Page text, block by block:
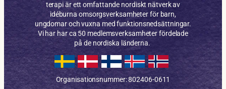
terapi är ett omfattande nordiskt nätverk av
idéburna omsorgs­verksam­heter för barn,
ungdomar och vuxna med funktions­nedsättningar.
Vi har har ca 50 medlems­verksamheter fördelade
på de nordiska länderna.
Organisationsnummer: 802406-0611